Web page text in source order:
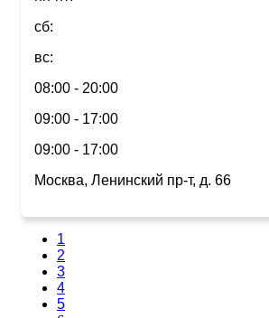
сб:
вс:
08:00 - 20:00
09:00 - 17:00
09:00 - 17:00
Москва, Ленинский пр-т, д. 66
1
2
3
4
5